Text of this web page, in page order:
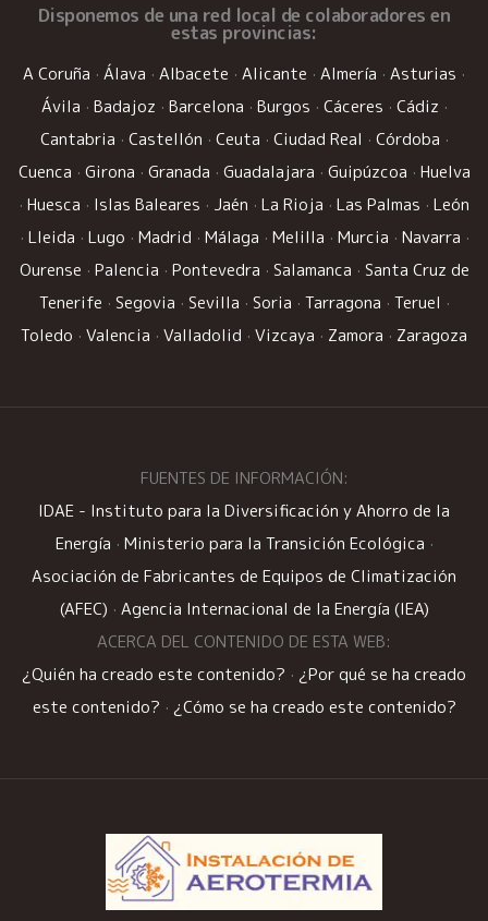
Disponemos de una red local de colaboradores en
estas provincias:
A Coruña · Álava · Albacete · Alicante · Almería · Asturias ·
Ávila · Badajoz · Barcelona · Burgos · Cáceres · Cádiz ·
Cantabria · Castellón · Ceuta · Ciudad Real · Córdoba ·
Cuenca · Girona · Granada · Guadalajara · Guipúzcoa · Huelva
· Huesca · Islas Baleares · Jaén · La Rioja · Las Palmas · León
· Lleida · Lugo · Madrid · Málaga · Melilla · Murcia · Navarra ·
Ourense · Palencia · Pontevedra · Salamanca · Santa Cruz de
Tenerife · Segovia · Sevilla · Soria · Tarragona · Teruel ·
Toledo · Valencia · Valladolid · Vizcaya · Zamora · Zaragoza
FUENTES DE INFORMACIÓN:
IDAE - Instituto para la Diversificación y Ahorro de la
Energía · Ministerio para la Transición Ecológica ·
Asociación de Fabricantes de Equipos de Climatización
(AFEC) · Agencia Internacional de la Energía (IEA)
ACERCA DEL CONTENIDO DE ESTA WEB:
¿Quién ha creado este contenido? · ¿Por qué se ha creado
este contenido? · ¿Cómo se ha creado este contenido?